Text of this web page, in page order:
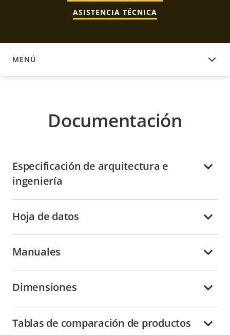
ASISTENCIA TÉCNICA
MENÚ
DOCUMENTACIÓN
Documentación
Especificación de arquitectura e
ingeniería
Hoja de datos
Manuales
Dimensiones
Tablas de comparación de productos